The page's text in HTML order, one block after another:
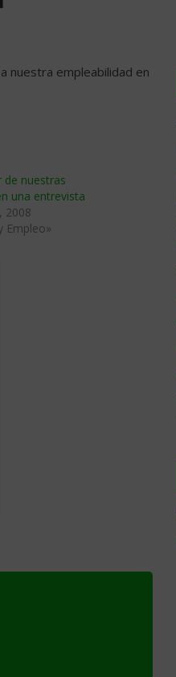
nuestra empleabilidad en
de nuestras
una entrevista
2008
Empleo»